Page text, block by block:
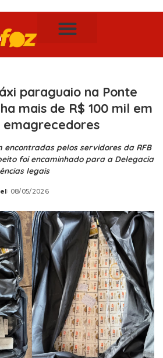
paraguaio na Ponte
mais de R$ 100 mil em
encontradas pelos servidores da RFB
foi encaminhado para a Delegacia
legais
08/05/2026